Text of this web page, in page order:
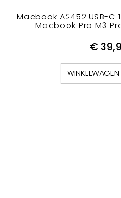
Macbook A2452 USB-
Macbook Pro M3
€